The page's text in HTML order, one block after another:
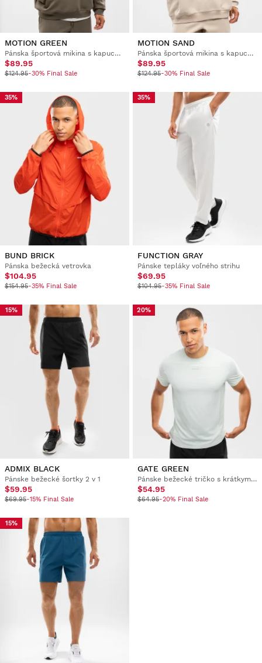
MOTION GREEN
Pánska športová mikina s kapucňou
$89.95
$124.95-30% Final Sale
MOTION SAND
Pánska športová mikina s kapucňou
$89.95
$124.95-30% Final Sale
35%
BUND BRICK
Pánska bežecká vetrovka
$104.95
$154.95-35% Final Sale
35%
FUNCTION GRAY
Pánske tepláky voľného strihu
$69.95
$104.95-35% Final Sale
15%
ADMIX BLACK
Pánske bežecké šortky 2 v 1
$59.95
$69.95-15% Final Sale
20%
GATE GREEN
Pánske bežecké tričko s krátkym rukávom
$54.95
$64.95-20% Final Sale
15%